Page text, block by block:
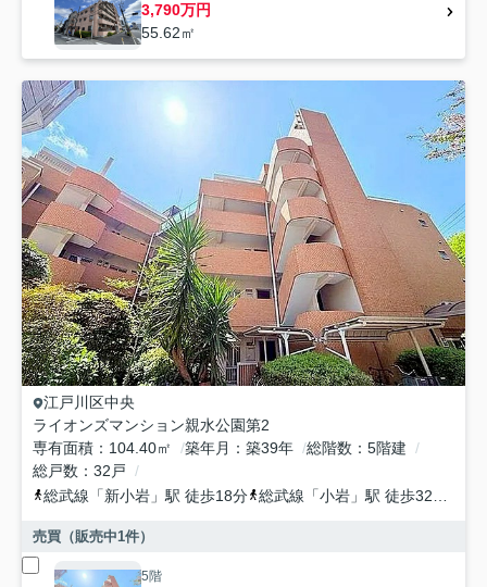
3,790万円
55.62㎡
江戸川区中央
ライオンズマンション親水公園第2
専有面積
104.40㎡ 築年月 築39年 総階数
5階建
総戸数
32戸
総武線 「新小岩 」駅 徒歩18分 総武線 「小岩 」駅 徒歩32分
売買（販売中1件）
5階